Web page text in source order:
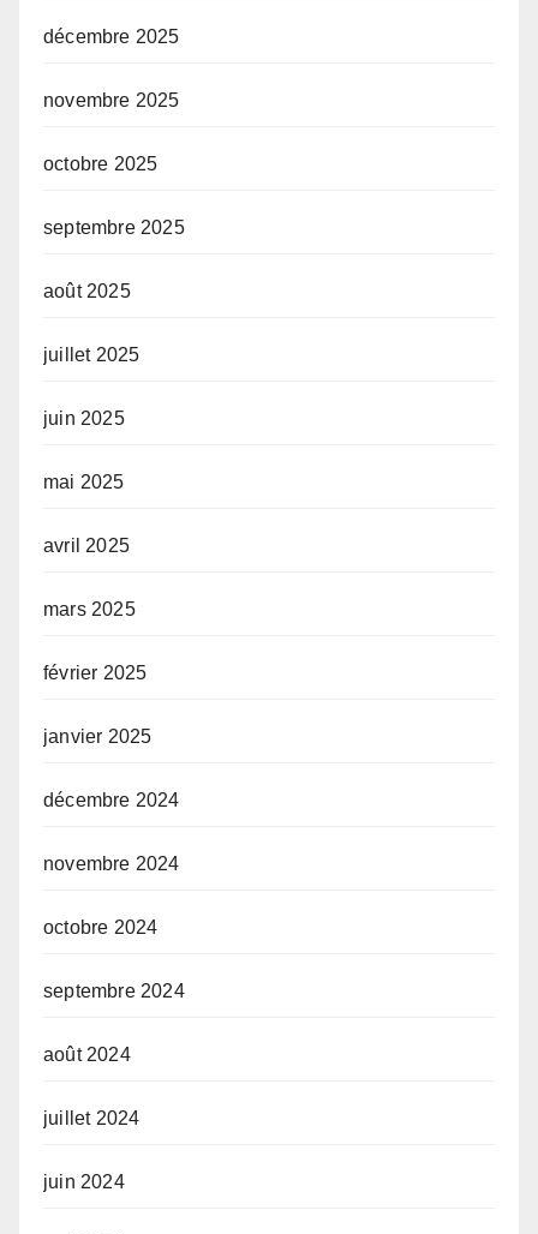
décembre 2025
novembre 2025
octobre 2025
septembre 2025
août 2025
juillet 2025
juin 2025
mai 2025
avril 2025
mars 2025
février 2025
janvier 2025
décembre 2024
novembre 2024
octobre 2024
septembre 2024
août 2024
juillet 2024
juin 2024